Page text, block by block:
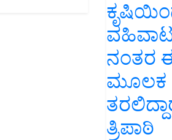
ನಂತರ
ಮೂಲಕ
ತ್ರಿಪಾಠಿ